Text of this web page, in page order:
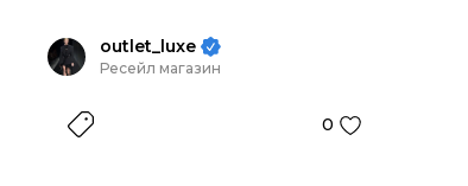
outlet_luxe
Ресейл магазин
0